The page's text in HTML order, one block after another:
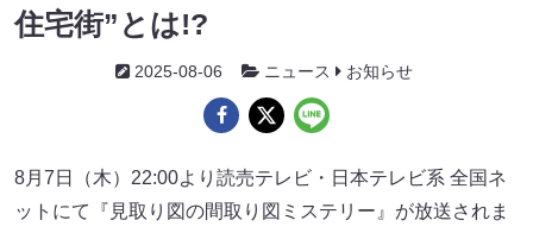
住宅街”とは!?
2025-08-06 ニュース お知らせ
8月7日（木）22:00より読売テレビ・日本テレビ系 全国ネ
ットにて『見取り図の間取り図ミステリー』が放送されま